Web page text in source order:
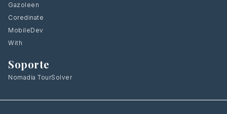
Gazoleen
Coredinate
MobileDev
With
Soporte
Nomadia TourSolver